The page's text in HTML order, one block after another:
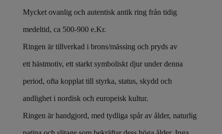
Mycket ovanlig och autentisk antik ring från tidig
medeltid, ca 500-900 e.Kr.
Ringen är tillverkad i brons/mässing och pryds av
ett hästmotiv, ett starkt symboliskt djur under denna
period, ofta kopplat till styrka, status, skydd och
andlighet i nordisk och europeisk kultur.
Ringen är handgjord, med tydliga spår av ålder, naturlig